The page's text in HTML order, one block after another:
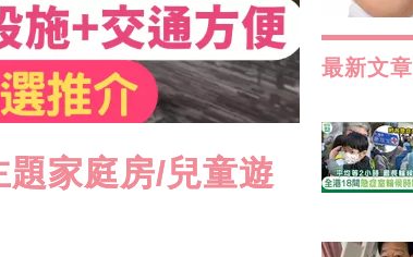
家庭房/兒童遊
最新文章